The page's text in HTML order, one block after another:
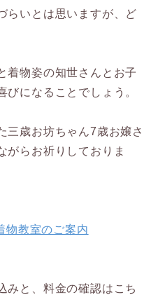
らいとは思いますが、ど
着物姿の知世さんとお子
になることでしょう。
三歳お坊ちゃん7歳お嬢さ
がらお祈りしておりま
物教室のご案内
みと、料金の確認はこち